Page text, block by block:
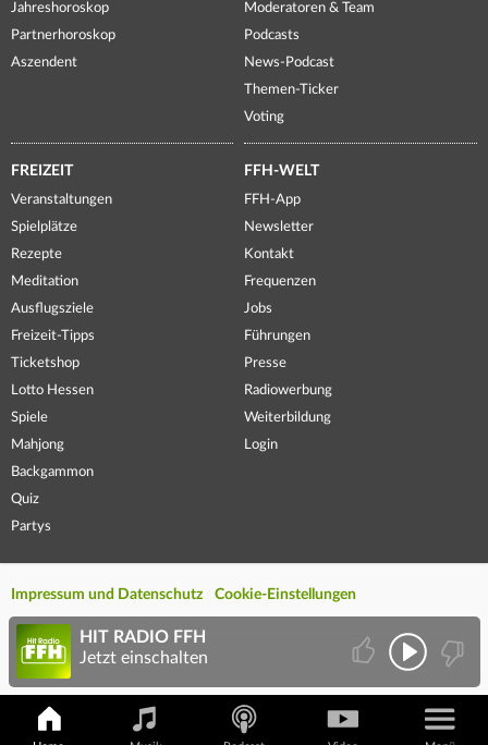
Jahreshoroskop
Partnerhoroskop
Aszendent
Moderatoren & Team
Podcasts
News-Podcast
Themen-Ticker
Voting
FREIZEIT
Veranstaltungen
Spielplätze
Rezepte
Meditation
Ausflugsziele
Freizeit-Tipps
Ticketshop
Lotto Hessen
Spiele
Mahjong
Backgammon
Quiz
Partys
FFH-WELT
FFH-App
Newsletter
Kontakt
Frequenzen
Jobs
Führungen
Presse
Radiowerbung
Weiterbildung
Login
Impressum und Datenschutz Cookie-Einstellungen
HIT RADIO FFH
Jetzt einschalten